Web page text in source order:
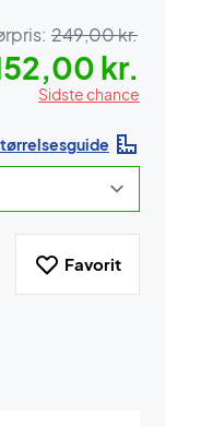
249,00 kr.
kr.
Sidste chance
Favorit